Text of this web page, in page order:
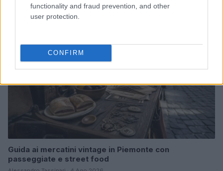
functionality and fraud prevention, and other
user protection.
CONFIRM
Guida ai mercatini vintage in Piemonte con
passeggiate e street food